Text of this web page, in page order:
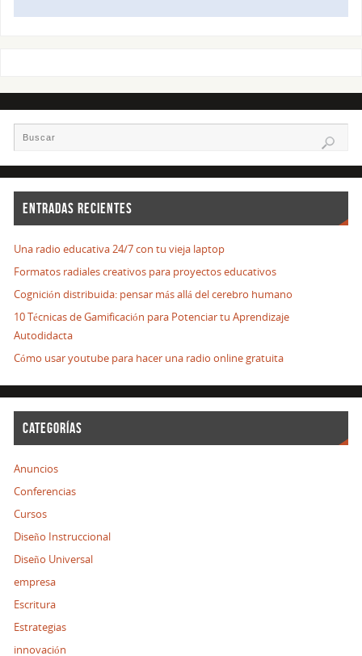
ENTRADAS RECIENTES
Una radio educativa 24/7 con tu vieja laptop
Formatos radiales creativos para proyectos educativos
Cognición distribuida: pensar más allá del cerebro humano
10 Técnicas de Gamificación para Potenciar tu Aprendizaje
Autodidacta
Cómo usar youtube para hacer una radio online gratuita
CATEGORÍAS
Anuncios
Conferencias
Cursos
Diseño Instruccional
Diseño Universal
empresa
Escritura
Estrategias
innovación